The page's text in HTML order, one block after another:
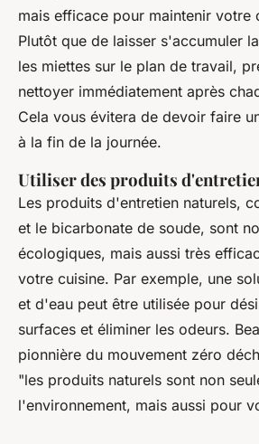
mais efficace pour maintenir votre
Plutôt que de laisser s'accumuler
les miettes sur le plan de travail,
nettoyer immédiatement après
Cela vous évitera de devoir faire
à la fin de la journée.
Utiliser des produits
Les produits d'entretien naturels,
et le bicarbonate de soude, sont
écologiques, mais aussi très
votre cuisine. Par exemple, une
et d'eau peut être utilisée pour
surfaces et éliminer les odeurs.
pionnière du mouvement zéro
"les produits naturels sont non
l'environnement, mais aussi pour